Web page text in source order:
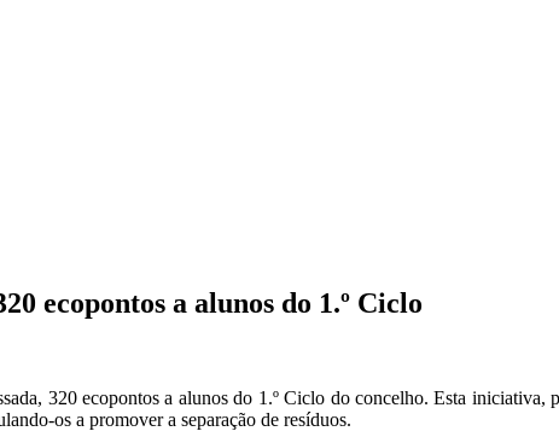
ecopontos a alunos do 1.º Ciclo
320 ecopontos a alunos do 1.º Ciclo do concelho. Esta
os a promover a separação de resíduos.